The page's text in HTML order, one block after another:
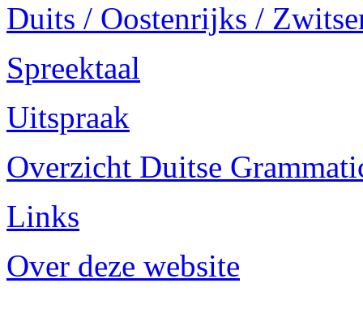
Duits / Oostenrijks /
Spreektaal
Uitspraak
Overzicht Duitse
Links
Over deze website